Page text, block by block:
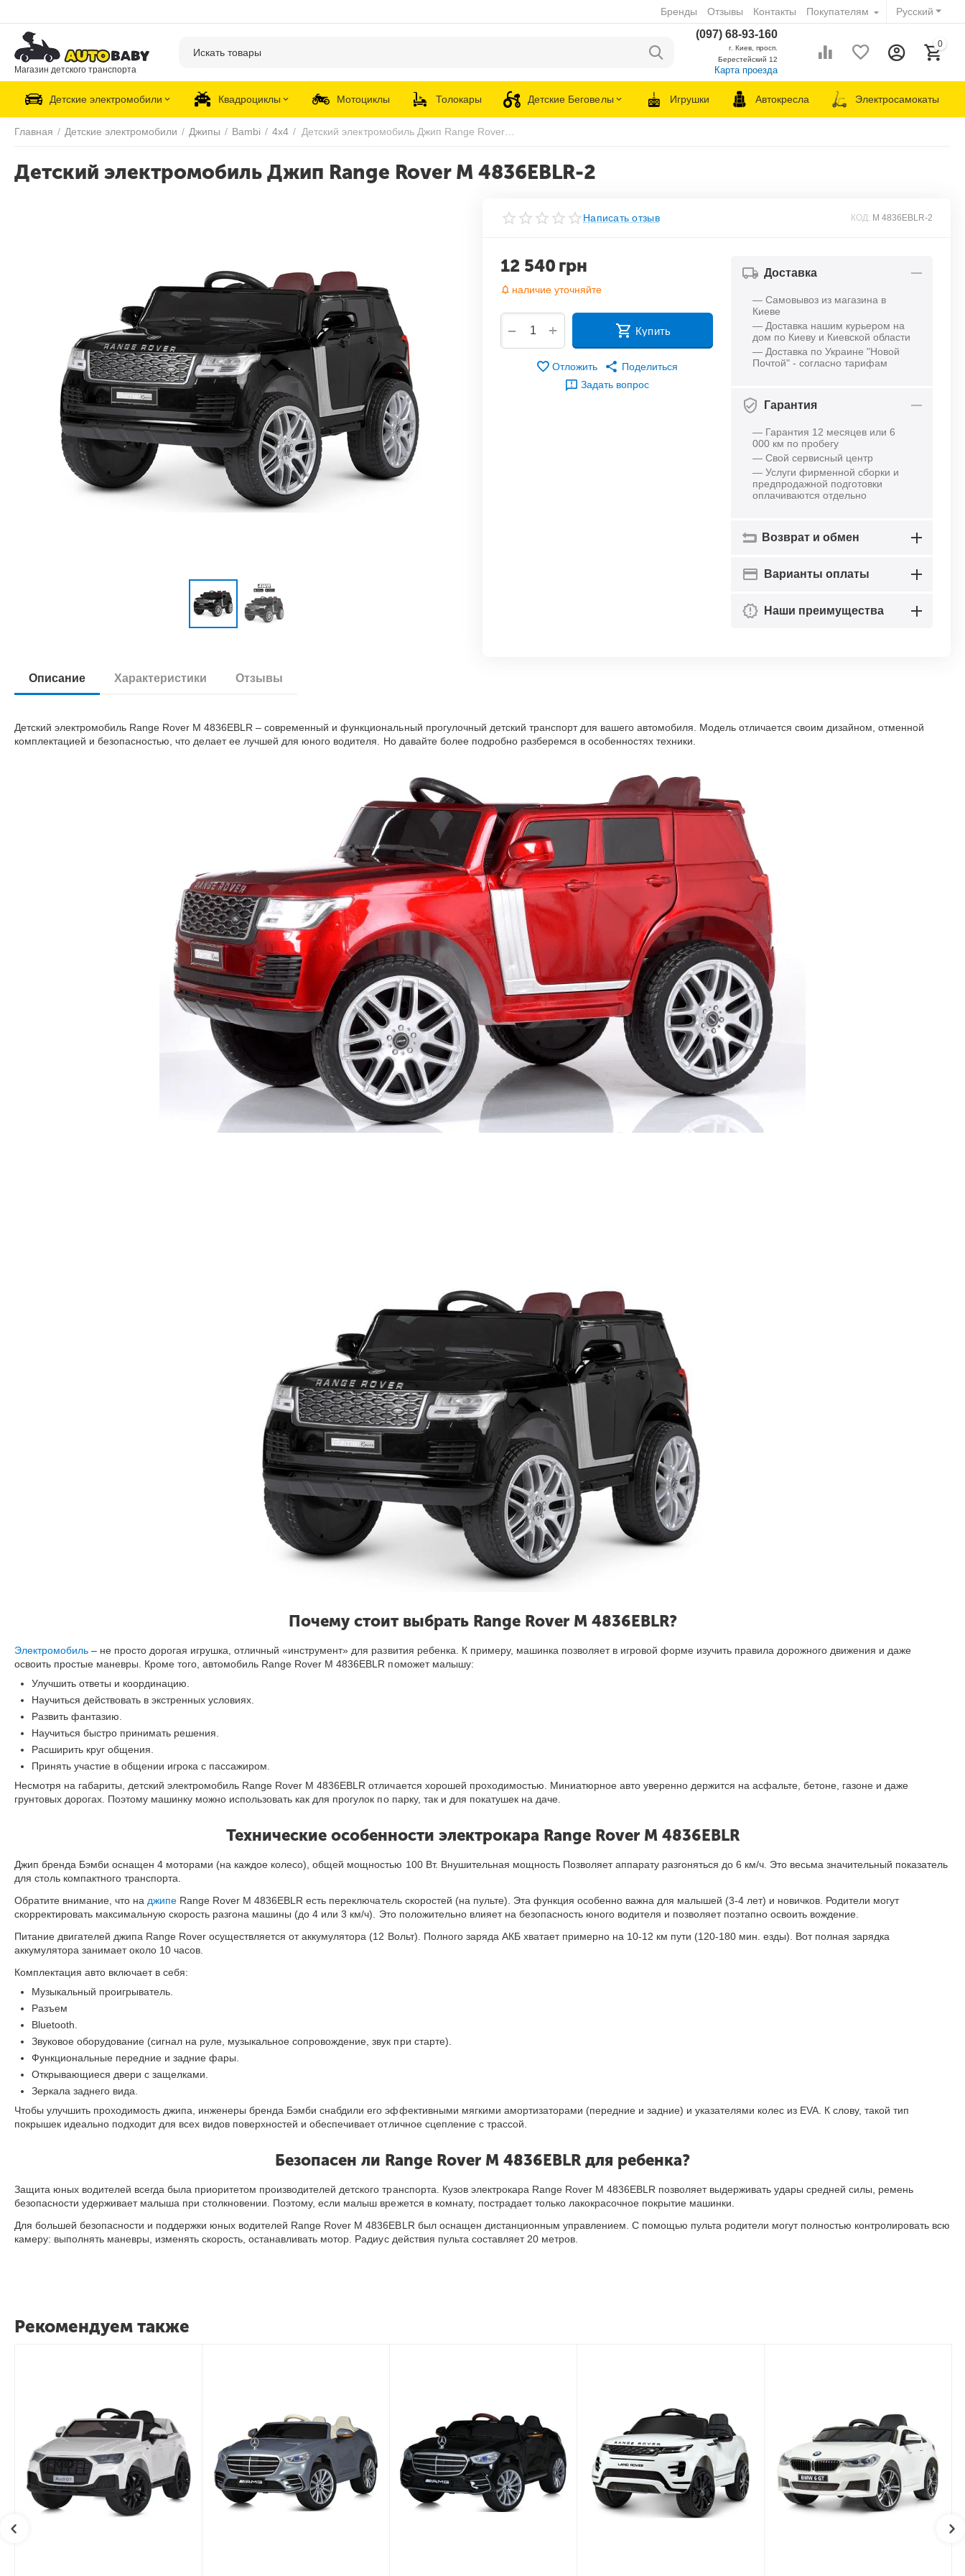
Русский
Бренды Отзывы Контакты Покупателям
Магазин детского транспорта
(097) 68-93-160
г. Киев, просп.
Берестейский 12
Карта проезда
0
Детские электромобили Квадроциклы Мотоциклы Толокары Детские Беговелы Игрушки Автокресла Электросамокаты
Главная / Детские электромобили / Джипы / Bambi / 4х4 / Детский электромобиль Джип Range Rover M 4836EBLR-2
Детский электромобиль Джип Range Rover M 4836EBLR-2
Написать отзыв КОД: M 4836EBLR-2
12 540 грн
наличие уточняйте
+
− Купить
Отложить
Поделиться
Задать вопрос
Доставка
— Самовывоз из магазина в
Киеве
— Доставка нашим курьером на
дом по Киеву и Киевской области
— Доставка по Украине "Новой
Почтой" - согласно тарифам
Гарантия
— Гарантия 12 месяцев или 6
000 км по пробегу
— Свой сервисный центр
— Услуги фирменной сборки и
предпродажной подготовки
оплачиваются отдельно
Возврат и обмен
Варианты оплаты
Наши преимущества
Описание Характеристики Отзывы
Детский электромобиль Range Rover M 4836EBLR – современный и функциональный прогулочный детский транспорт для вашего автомобиля. Модель отличается своим дизайном, отменной
комплектацией и безопасностью, что делает ее лучшей для юного водителя. Но давайте более подробно разберемся в особенностях техники.
Почему стоит выбрать Range Rover M 4836EBLR?
Электромобиль – не просто дорогая игрушка, отличный «инструмент» для развития ребенка. К примеру, машинка позволяет в игровой форме изучить правила дорожного движения и даже
освоить простые маневры. Кроме того, автомобиль Range Rover M 4836EBLR поможет малышу:
Улучшить ответы и координацию.
Научиться действовать в экстренных условиях.
Развить фантазию.
Научиться быстро принимать решения.
Расширить круг общения.
Принять участие в общении игрока с пассажиром.
Несмотря на габариты, детский электромобиль Range Rover M 4836EBLR отличается хорошей проходимостью. Миниатюрное авто уверенно держится на асфальте, бетоне, газоне и даже
грунтовых дорогах. Поэтому машинку можно использовать как для прогулок по парку, так и для покатушек на даче.
Технические особенности электрокара Range Rover M 4836EBLR
Джип бренда Бэмби оснащен 4 моторами (на каждое колесо), общей мощностью 100 Вт. Внушительная мощность Позволяет аппарату разгоняться до 6 км/ч. Это весьма значительный показатель
для столь компактного транспорта.
Обратите внимание, что на джипе Range Rover M 4836EBLRесть переключатель скоростей (на пульте). Эта функция особенно важна для малышей (3-4 лет) и новичков. Родители могут
скорректировать максимальную скорость разгона машины (до 4 или 3 км/ч). Это положительно влияет на безопасность юного водителя и позволяет поэтапно освоить вождение.
Питание двигателей джипа Range Roverосуществляется от аккумулятора (12 Вольт). Полного заряда АКБ хватает примерно на 10-12 км пути (120-180 мин. езды). Вот полная зарядка
аккумулятора занимает около 10 часов.
Комплектация авто включает в себя:
Музыкальный проигрыватель.
Разъем
Bluetooth.
Звуковое оборудование (сигнал на руле, музыкальное сопровождение, звук при старте).
Функциональные передние и задние фары.
Открывающиеся двери с защелками.
Зеркала заднего вида.
Чтобы улучшить проходимость джипа, инженеры бренда Бэмби снабдили его эффективными мягкими амортизаторами (передние и задние) и указателями колес из EVA. К слову, такой тип
покрышек идеально подходит для всех видов поверхностей и обеспечивает отличное сцепление с трассой.
Безопасен ли Range Rover M 4836EBLR для ребенка?
Защита юных водителей всегда была приоритетом производителей детского транспорта. Кузов электрокара Range Rover M 4836EBLR позволяет выдерживать удары средней силы, ремень
безопасности удерживает малыша при столкновении. Поэтому, если малыш врежется в комнату, пострадает только лакокрасочное покрытие машинки.
Для большей безопасности и поддержки юных водителей Range Rover M 4836EBLR был оснащен дистанционным управлением. С помощью пульта родители могут полностью контролировать всю
камеру: выполнять маневры, изменять скорость, останавливать мотор. Радиус действия пульта составляет 20 метров.
Рекомендуем также